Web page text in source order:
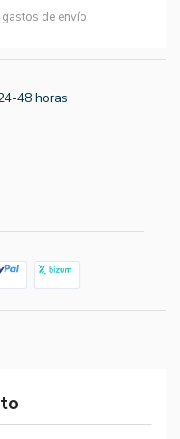
de envío
48 horas